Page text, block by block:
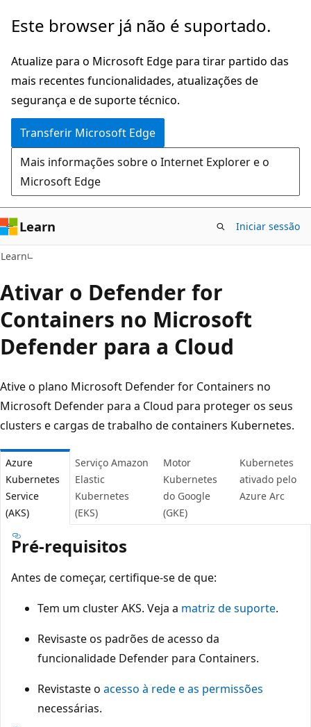
Saltar
o
conteúdo
principal
Este browser já não é suportado.
Atualize para o Microsoft Edge para tirar partido das
mais recentes funcionalidades, atualizações de
segurança e de suporte técnico.
Transferir Microsoft Edge
Mais informações sobre o Internet Explorer e o
Microsoft Edge
Learn Iniciar sessão
Learn
Ativar o Defender for
Containers no Microsoft
Defender para a Cloud
Ative o plano Microsoft Defender for Containers no
Microsoft Defender para a Cloud para proteger os seus
clusters e cargas de trabalho de containers Kubernetes.
Azure
Kubernetes
Service
(AKS)
Serviço Amazon
Elastic
Kubernetes
(EKS)
Motor
Kubernetes
do Google
(GKE)
Kubernetes
ativado pelo
Azure Arc
Pré-requisitos
Antes de começar, certifique-se de que:
Tem um cluster AKS. Veja a matriz de suporte.
Revisaste os padrões de acesso da
funcionalidade Defender para Containers.
Revistaste o acesso à rede e as permissões
necessárias.